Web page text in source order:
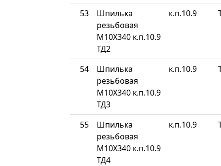
53
Шпилька
резьбовая
М10Х340 к.п.10.9
ТД2
к.п.10.9
54
Шпилька
резьбовая
М10Х340 к.п.10.9
ТД3
к.п.10.9
55
Шпилька
резьбовая
М10Х340 к.п.10.9
ТД4
к.п.10.9